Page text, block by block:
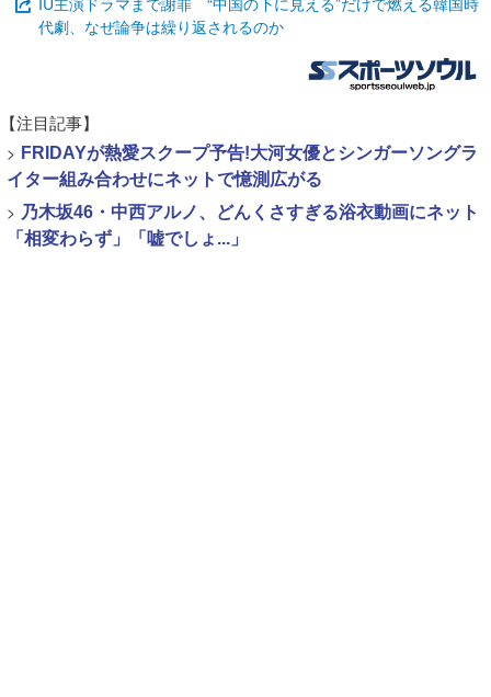
代劇、なぜ論争は繰り返されるのか
【注目記事】
> FRIDAYが熱愛スクープ予告!大河女優とシンガーソングラ
イター組み合わせにネットで憶測広がる
> 乃木坂46・中西アルノ、どんくさすぎる浴衣動画にネット
「相変わらず」「嘘でしょ...」